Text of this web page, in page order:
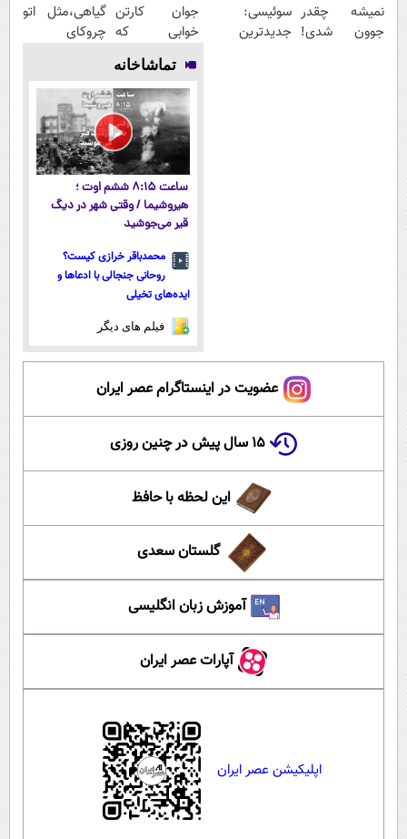
نمیشه چقدر
جوون شدی!
سوئیسی:
جدیدترین
جوان کارتن
خوابی که
میلیاردر شد.
آموزش رایگان
گیاهی،مثل اتو
چروکای
تماشاخانه
ساعت ۸:۱۵ ششم اوت ؛
هیروشیما / وقتی شهر در دیگ
قیر می‌جوشید
محمدباقر خرازی کیست؟
روحانی جنجالی با ادعاها و
ایده‌های تخیلی
فیلم های دیگر
عضویت در اینستاگرام عصر ایران
۱۵ سال پیش در چنین روزی
این لحظه با حافظ
گلستان سعدی
آموزش زبان انگلیسی
آپارات عصر ایران
اپلیکیشن عصر ایران